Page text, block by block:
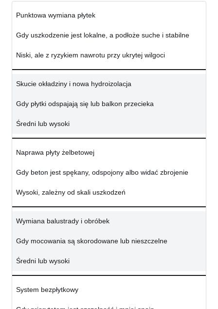
Punktowa wymiana płytek
Gdy uszkodzenie jest lokalne, a podłoże suche i stabilne
Niski, ale z ryzykiem nawrotu przy ukrytej wilgoci
Skucie okładziny i nowa hydroizolacja
Gdy płytki odspajają się lub balkon przecieka
Średni lub wysoki
Naprawa płyty żelbetowej
Gdy beton jest spękany, odspojony albo widać zbrojenie
Wysoki, zależny od skali uszkodzeń
Wymiana balustrady i obróbek
Gdy mocowania są skorodowane lub nieszczelne
Średni lub wysoki
System bezpłytkowy